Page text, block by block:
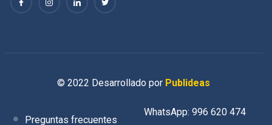
© 2022 Desarrollado por Publideas
Preguntas frecuentes
WhatsApp: 996 620 474